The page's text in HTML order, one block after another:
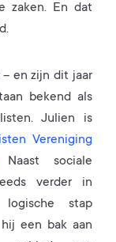
zaken. En dat
en zijn dit jaar
bekend als
Julien is
Vereniging
sociale
verder in
stap
een bak aan